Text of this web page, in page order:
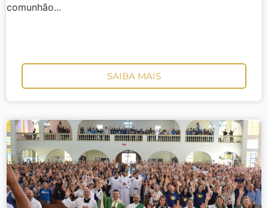
comunhão...
SAIBA MAIS